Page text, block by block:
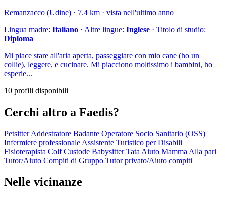
Remanzacco (Udine) · 7.4 km · vista nell'ultimo anno
Lingua madre: Italiano · Altre lingue: Inglese · Titolo di studio:
Diploma
Mi piace stare all'aria aperta, passeggiare con mio cane (ho un
collie), leggere, e cucinare. Mi piacciono moltissimo i bambini, ho
esperie...
10 profili disponibili
Cerchi altro a Faedis?
Petsitter Addestratore Badante Operatore Socio Sanitario (OSS)
Infermiere professionale Assistente Turistico per Disabili
Fisioterapista Colf Custode Babysitter Tata Aiuto Mamma Alla pari
Tutor/Aiuto Compiti di Gruppo Tutor privato/Aiuto compiti
Nelle vicinanze